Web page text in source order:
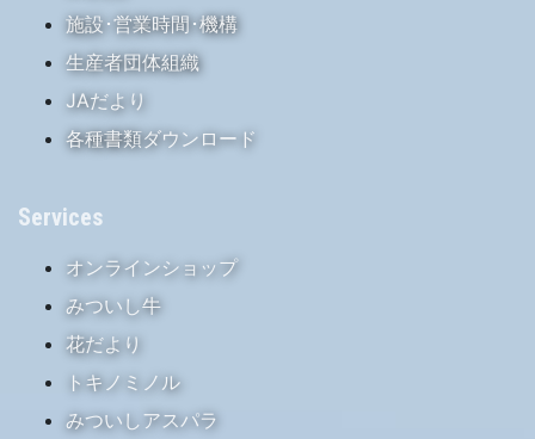
施設･営業時間･機構
生産者団体組織
JAだより
各種書類ダウンロード
Services
オンラインショップ
みついし牛
花だより
トキノミノル
みついしアスパラ